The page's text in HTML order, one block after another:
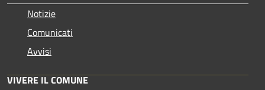
Notizie
Comunicati
Avvisi
VIVERE IL COMUNE